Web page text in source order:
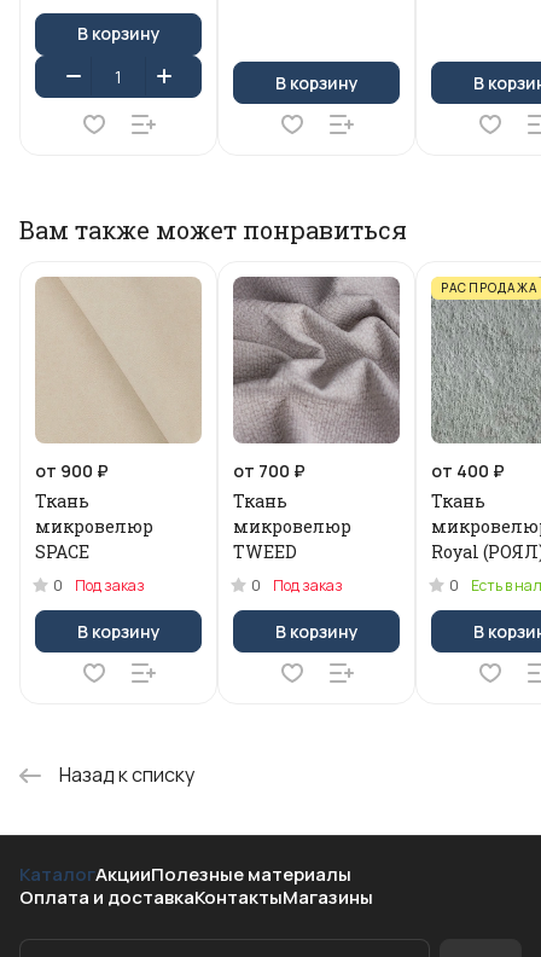
В корзину
В корзину В
Вам также может понравиться
от 900 ₽
Ткань
микровелюр
SPACE
0 Под заказ
В корзину
от 700 ₽
Ткань
микровелюр
TWEED
0 Под заказ
В корзину
РАСПРОДАЖА
от 400 ₽
Ткань
Royal
0 Есть в
В
Назад к списку
КаталогАкцииПолезные материалы
Оплата и доставкаКонтактыМагазины